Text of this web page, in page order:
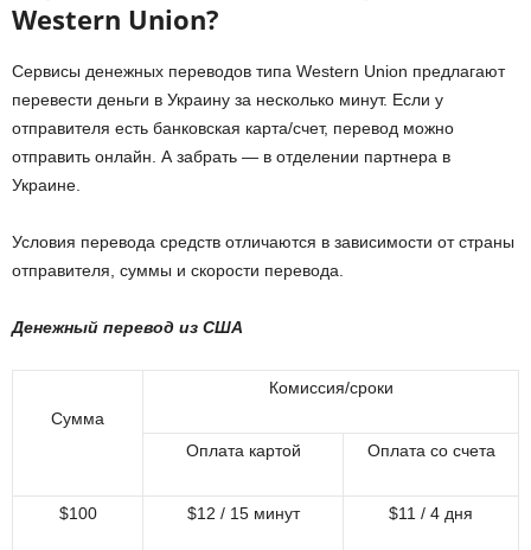
Western Union?
Сервисы денежных переводов типа Western Union предлагают
перевести деньги в Украину за несколько минут. Если у
отправителя есть банковская карта/счет, перевод можно
отправить онлайн. А забрать — в отделении партнера в
Украине.
Условия перевода средств отличаются в зависимости от страны
отправителя, суммы и скорости перевода.
Денежный перевод из США
Сумма
Комиссия/сроки
Оплата картой Оплата со счета
$100 $12 / 15 минут $11 / 4 дня